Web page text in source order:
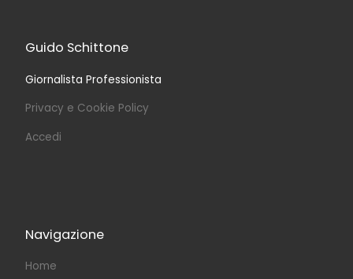
Guido Schittone
Giornalista Professionista
Privacy e Cookie Policy
Accedi
Navigazione
Home